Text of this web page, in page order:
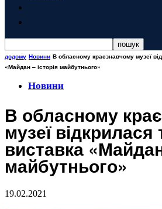
додому Новини В обласному краєзнавчому музеї
«Майдан – історія майбутнього»
Новини
В обласному
музеї
виставка
майбутнього»
19.02.2021